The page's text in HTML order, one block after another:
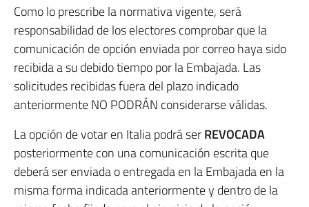
Como lo prescribe la normativa vigente, será
responsabilidad de los electores comprobar que la
comunicación de opción enviada por correo haya sido
recibida a su debido tiempo por la Embajada. Las
solicitudes recibidas fuera del plazo indicado
anteriormente NO PODRÁN considerarse válidas.
La opción de votar en Italia podrá serREVOCADA
posteriormente con una comunicación escrita que
deberá ser enviada o entregada en la Embajada en la
misma forma indicada anteriormente y dentro de la